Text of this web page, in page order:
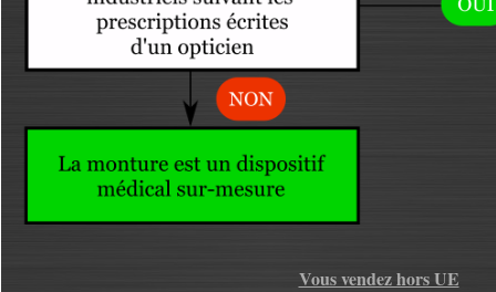
Vous vendez hors UE